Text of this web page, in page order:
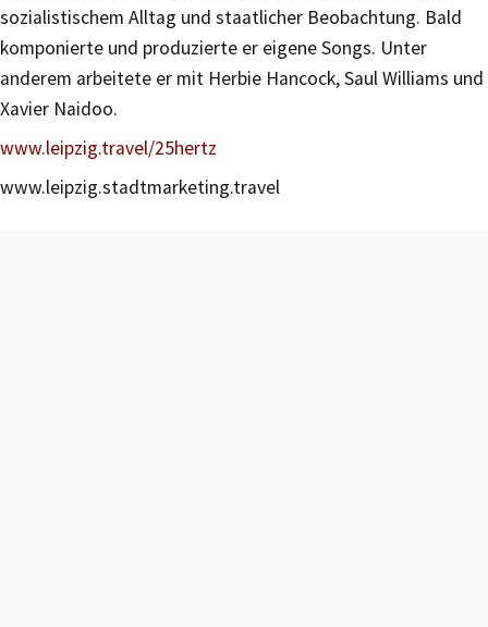
sozialistischem Alltag und staatlicher Beobachtung. Bald
komponierte und produzierte er eigene Songs. Unter
anderem arbeitete er mit Herbie Hancock, Saul Williams und
Xavier Naidoo.
www.leipzig.travel/25hertz
www.leipzig.stadtmarketing.travel